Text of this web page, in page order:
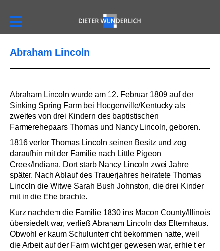
Abraham Lincoln
Abraham Lincoln wurde am 12. Februar 1809 auf der
Sinking Spring Farm bei Hodgenville/Kentucky als
zweites von drei Kindern des baptistischen
Farmerehepaars Thomas und Nancy Lincoln, geboren.
1816 verlor Thomas Lincoln seinen Besitz und zog
daraufhin mit der Familie nach Little Pigeon
Creek/Indiana. Dort starb Nancy Lincoln zwei Jahre
später. Nach Ablauf des Trauerjahres heiratete Thomas
Lincoln die Witwe Sarah Bush Johnston, die drei Kinder
mit in die Ehe brachte.
Kurz nachdem die Familie 1830 ins Macon County/Illinois
übersiedelt war, verließ Abraham Lincoln das Elternhaus.
Obwohl er kaum Schulunterricht bekommen hatte, weil
die Arbeit auf der Farm wichtiger gewesen war, erhielt er